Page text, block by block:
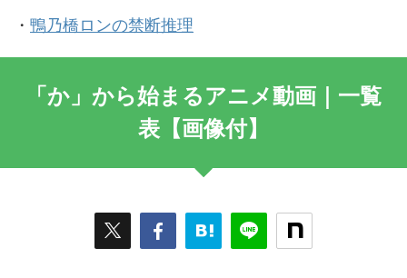
・ 鴨乃橋ロンの禁断推理
「か」から始まるアニメ動画｜一覧
表【画像付】